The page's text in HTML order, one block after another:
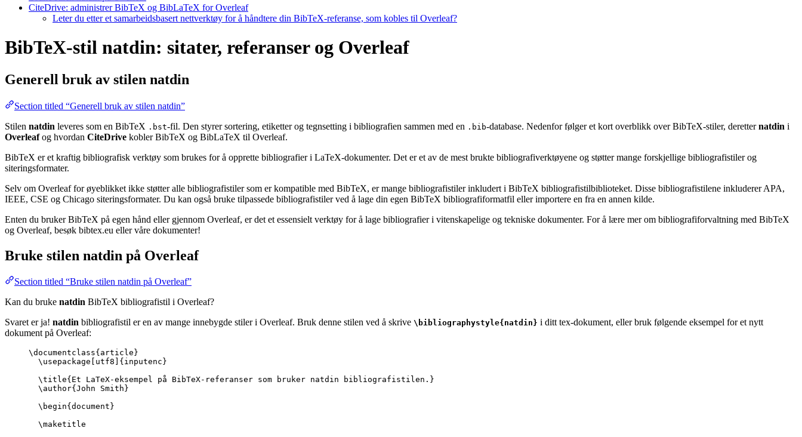
CiteDrive: administrer BibTeX og BibLaTeX for Overleaf
Leter du etter et samarbeidsbasert nettverktøy for å håndtere din BibTeX-referanse, som kobles til Overleaf?
BibTeX-stil natdin: sitater, referanser og Overleaf
Generell bruk av stilen natdin
Section titled “Generell bruk av stilen natdin”
Stilen natdin leveres som en BibTeX .bst-fil. Den styrer sortering, etiketter og tegnsetting i bibliografien sammen med en .bib-database. Nedenfor følger et kort overblikk over BibTeX-stiler, deretternatdin i
Overleafog hvordan CiteDrive kobler BibTeX og BibLaTeX til Overleaf.
BibTeX er et kraftig bibliografisk verktøy som brukes for å opprette bibliografier i LaTeX-dokumenter. Det er et av de mest brukte bibliografiverktøyene og støtter mange forskjellige bibliografistiler og
siteringsformater.
Selv om Overleaf for øyeblikket ikke støtter alle bibliografistiler som er kompatible med BibTeX, er mange bibliografistiler inkludert i BibTeX bibliografistilbiblioteket. Disse bibliografistilene inkluderer APA,
IEEE, CSE og Chicago siteringsformater. Du kan også bruke tilpassede bibliografistiler ved å lage din egen BibTeX bibliografiformatfil eller importere en fra en annen kilde.
Enten du bruker BibTeX på egen hånd eller gjennom Overleaf, er det et essensielt verktøy for å lage bibliografier i vitenskapelige og tekniske dokumenter. For å lære mer om bibliografiforvaltning med BibTeX
og Overleaf, besøk bibtex.eu eller våre dokumenter!
Bruke stilen natdin på Overleaf
Section titled “Bruke stilen natdin på Overleaf”
Kan du bruke natdin BibTeX bibliografistil i Overleaf?
Svaret er ja! natdin bibliografistil er en av mange innebygde stiler i Overleaf. Bruk denne stilen ved å skrive \bibliographystyle{natdin} i ditt tex-dokument, eller bruk følgende eksempel for et nytt
dokument på Overleaf:
\documentclass{ article }
\usepackage
utf8 ]{ inputenc }
\title{Et LaTeX-eksempel på BibTeX-referanser som bruker natdin bibliografistilen.}
\author{John Smith}
\begin{ document }
\maketitle